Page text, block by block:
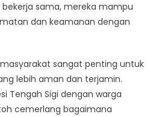
sama, mereka mampu
dan keamanan dengan
sangat penting untuk
lebih aman dan terjamin.
Tengah Sigi dengan warga
cemerlang bagaimana